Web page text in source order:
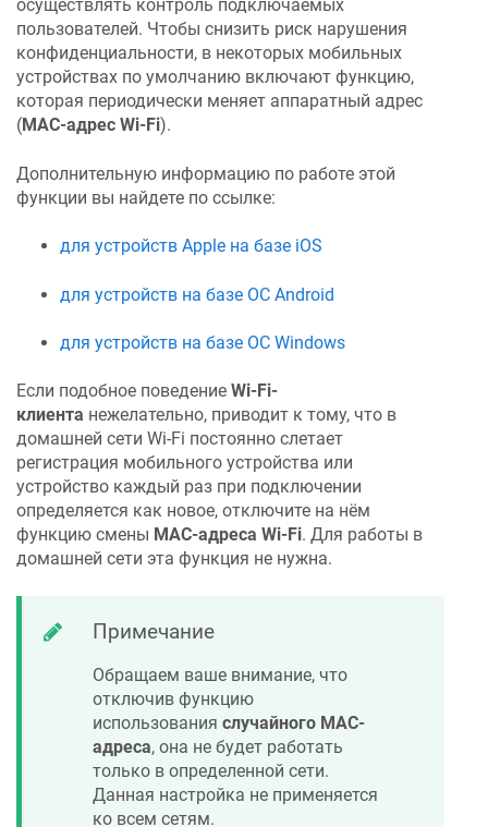
осуществлять контроль подключаемых
пользователей. Чтобы снизить риск нарушения
конфиденциальности, в некоторых мобильных
устройствах по умолчанию включают функцию,
которая периодически меняет аппаратный адрес
(MAC-адрес Wi-Fi).
Дополнительную информацию по работе этой
функции вы найдете по ссылке:
для устройств Apple на базе iOS
для устройств на базе ОС Android
для устройств на базе ОС Windows
Если подобное поведение Wi-Fi-
клиента нежелательно, приводит к тому, что в
домашней сети Wi-Fi постоянно слетает
регистрация мобильного устройства или
устройство каждый раз при подключении
определяется как новое, отключите на нём
функцию смены MAC-адреса Wi-Fi. Для работы в
домашней сети эта функция не нужна.
Примечание
Обращаем ваше внимание, что
отключив функцию
использования случайного MAC-
адреса, она не будет работать
только в определенной сети.
Данная настройка не применяется
ко всем сетям.